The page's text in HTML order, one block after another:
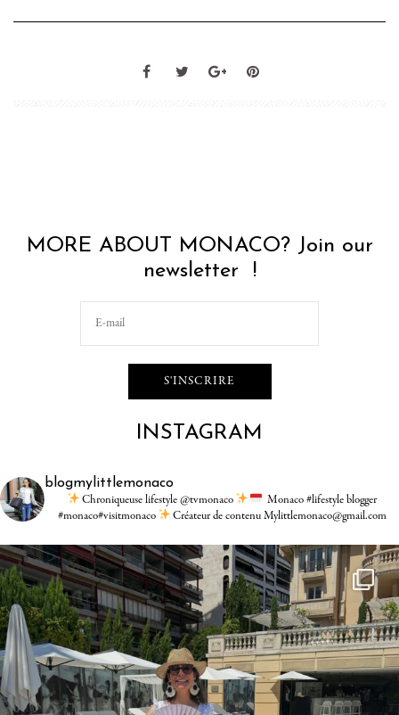
MORE ABOUT MONACO? Join our
newsletter !
INSTAGRAM
blogmylittlemonaco
Chroniqueuse lifestyle @tvmonaco
Monaco #lifestyle blogger
#monaco#visitmonaco
Créateur de contenu Mylittlemonaco@gmail.com